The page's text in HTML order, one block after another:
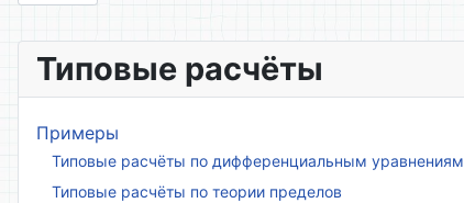
Типовые расчёты
Примеры
Типовые расчёты по дифференциальным уравнениям
Типовые расчёты по теории пределов